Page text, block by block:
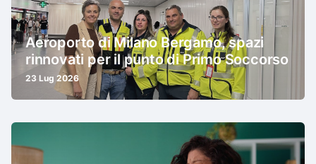
Aeroporto di Milano Bergamo, spazi
rinnovati per il punto di Primo Soccorso
23 Lug 2026